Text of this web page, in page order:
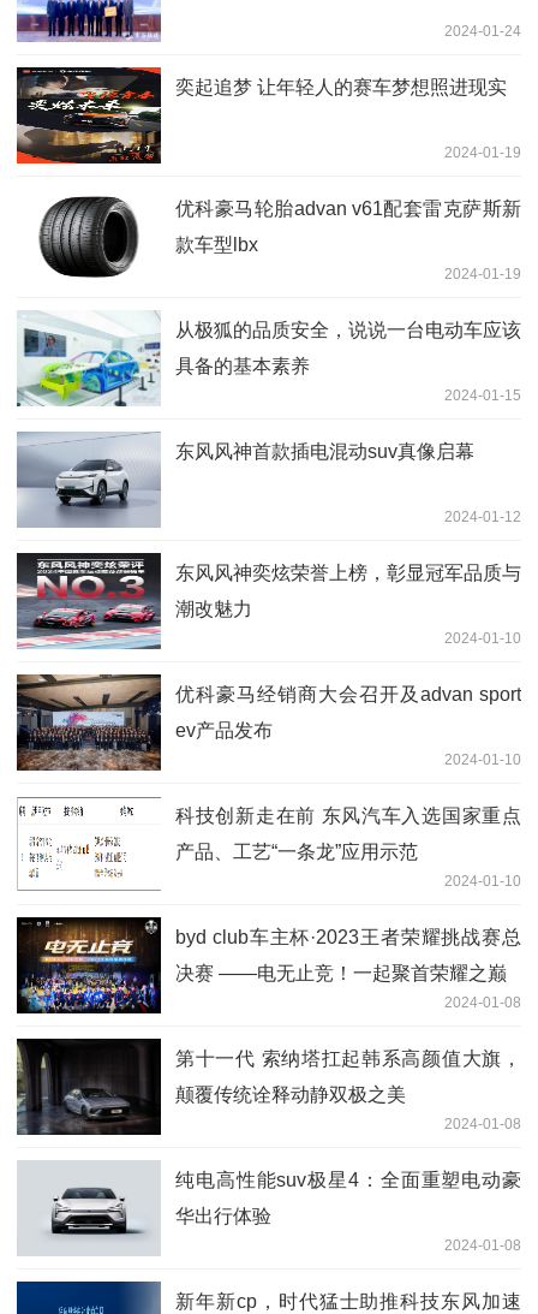
2024-01-24
奕起追梦 让年轻人的赛车梦想照进现实
2024-01-19
优科豪马轮胎advan v61配套雷克萨斯新
款车型lbx
2024-01-19
从极狐的品质安全，说说一台电动车应该
具备的基本素养
2024-01-15
东风风神首款插电混动suv真像启幕
2024-01-12
东风风神奕炫荣誉上榜，彰显冠军品质与
潮改魅力
2024-01-10
优科豪马经销商大会召开及advan sport
ev产品发布
2024-01-10
科技创新走在前 东风汽车入选国家重点
产品、工艺“一条龙”应用示范
2024-01-10
byd club车主杯·2023王者荣耀挑战赛总
决赛 ——电无止竞！一起聚首荣耀之巅
2024-01-08
第十一代 索纳塔扛起韩系高颜值大旗，
颠覆传统诠释动静双极之美
2024-01-08
纯电高性能suv极星4：全面重塑电动豪
华出行体验
2024-01-08
新年新cp，时代猛士助推科技东风加速